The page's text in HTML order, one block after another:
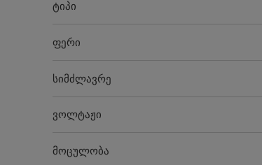
ტიპი
ფერი
სიმძლავრე
ვოლტაჟი
მოცულობა